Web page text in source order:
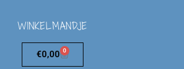
WINKELMANDJE
€0,00 0